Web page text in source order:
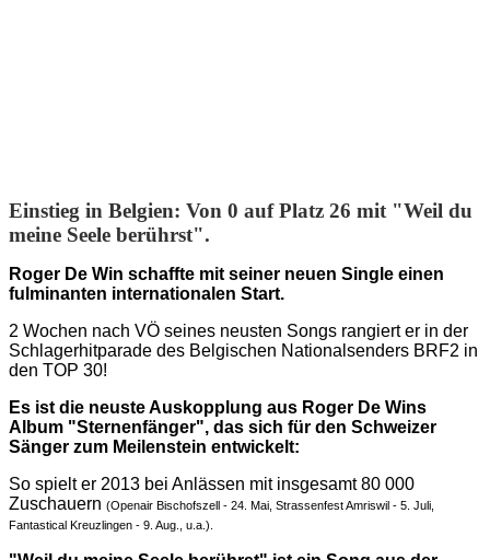
Einstieg in Belgien: Von 0 auf Platz 26 mit "Weil du
meine Seele berührst".
Roger De Win schaffte mit seiner neuen Single einen
fulminanten internationalen Start.
2 Wochen nach VÖ seines neusten Songs rangiert er in der
Schlagerhitparade des Belgischen Nationalsenders BRF2 in
den TOP 30!
Es ist die neuste Auskopplung aus Roger De Wins
Album "Sternenfänger", das sich für den Schweizer
Sänger zum Meilenstein entwickelt:
So spielt er 2013 bei Anlässen mit insgesamt 80 000
Zuschauern (Openair Bischofszell - 24. Mai, Strassenfest Amriswil - 5. Juli,
Fantastical Kreuzlingen - 9. Aug., u.a.).